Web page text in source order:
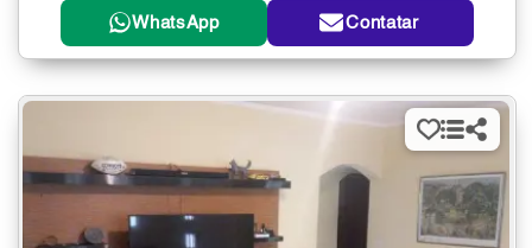
WhatsApp Contatar